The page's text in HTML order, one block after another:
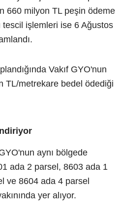
660 milyon TL peşin ödeme
tescil işlemleri ise 6 Ağustos
Vakıf GYO'nun
TL/metrekare bedel ödediği
aynı bölgede
ada 2 parsel, 8603 ada 1
ve 8604 ada 4 parsel
yer alıyor.